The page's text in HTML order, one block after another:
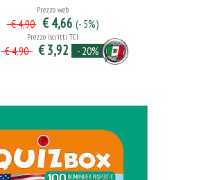
Prezzo web
€ 4,90 € 4,66 (- 5%)
Prezzo iscritti TCI
€ 4,90 € 3,92 - 20%